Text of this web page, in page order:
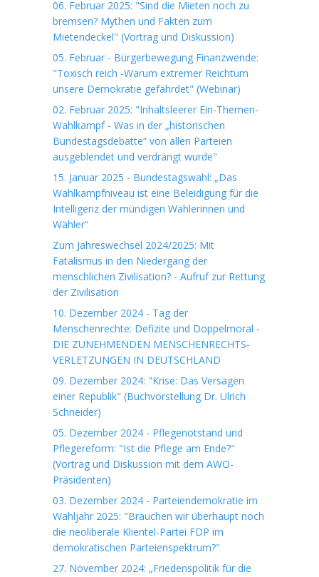
06. Februar 2025: "Sind die Mieten noch zu
bremsen? Mythen und Fakten zum
Mietendeckel" (Vortrag und Diskussion)
05. Februar - Bürgerbewegung Finanzwende:
"Toxisch reich -Warum extremer Reichtum
unsere Demokratie gefährdet" (Webinar)
02. Februar 2025: "Inhaltsleerer Ein-Themen-
Wahlkampf - Was in der „historischen
Bundestagsdebatte“ von allen Parteien
ausgeblendet und verdrängt wurde"
15. Januar 2025 - Bundestagswahl: „Das
Wahlkampfniveau ist eine Beleidigung für die
Intelligenz der mündigen Wählerinnen und
Wähler“
Zum Jahreswechsel 2024/2025: Mit
Fatalismus in den Niedergang der
menschlichen Zivilisation? - Aufruf zur Rettung
der Zivilisation
10. Dezember 2024 - Tag der
Menschenrechte: Defizite und Doppelmoral -
DIE ZUNEHMENDEN MENSCHENRECHTS-
VERLETZUNGEN IN DEUTSCHLAND
09. Dezember 2024: "Krise: Das Versagen
einer Republik" (Buchvorstellung Dr. Ulrich
Schneider)
05. Dezember 2024 - Pflegenotstand und
Pflegereform: "Ist die Pflege am Ende?"
(Vortrag und Diskussion mit dem AWO-
Präsidenten)
03. Dezember 2024 - Parteiendemokratie im
Wahljahr 2025: "Brauchen wir überhaupt noch
die neoliberale Klientel-Partei FDP im
demokratischen Parteienspektrum?"
27. November 2024: „Friedenspolitik für die